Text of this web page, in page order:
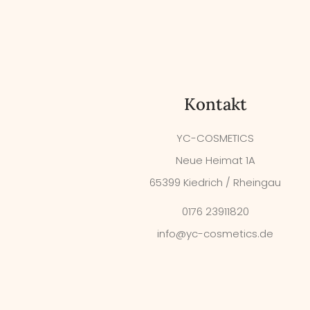
Kontakt
YC-COSMETICS
Neue Heimat 1A
65399 Kiedrich / Rheingau
0176 23911820
info@yc-cosmetics.de